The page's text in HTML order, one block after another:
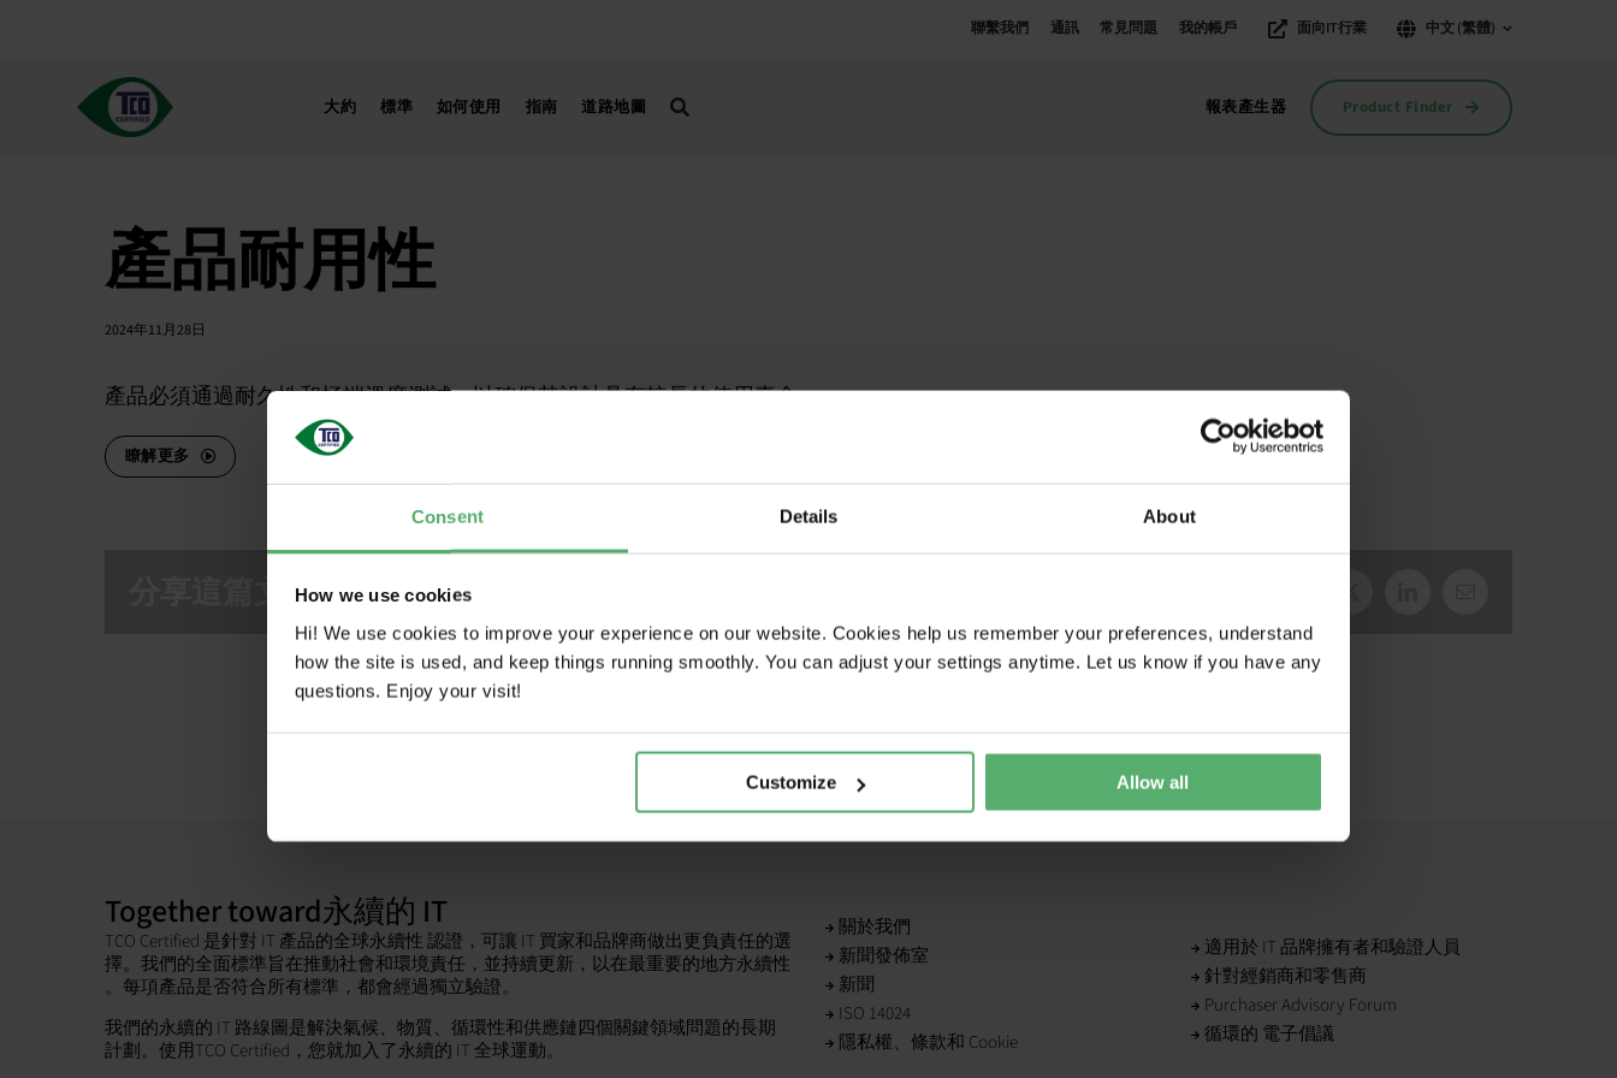
Consent Details About
How we use cookies
Hi! We use cookies to improve your experience on our website. Cookies help us remember your preferences, understand
how the site is used, and keep things running smoothly. You can adjust your settings anytime. Let us know if you have any
questions. Enjoy your visit!
Customize Allow all
聯繫我們 通訊 常見問題 我的帳戶 面向IT行業 中文 (繁體)
大約 標準 如何使用 指南 道路地圖 報表產生器 Product Finder
產品耐用性
2024年11月28日
產品必須通過耐久性和極端溫度測試，以確保其設計具有較長的使用壽命。
瞭解更多
分享這篇文章！
Together toward永續的 IT
TCO Certified 是針對 IT 產品的全球永續性 認證，可讓 IT 買家和品牌商做出更負責任的選
擇。我們的全面標準旨在推動社會和環境責任，並持續更新，以在最重要的地方永續性
。每項產品是否符合所有標準，都會經過獨立驗證。
我們的永續的 IT 路線圖是解決氣候、物質、循環性和供應鏈四個關鍵領域問題的長期
計劃。使用TCO Certified，您就加入了永續的 IT 全球運動。
關於我們
新聞發佈室
新聞
ISO 14024
隱私權、條款和 Cookie
適用於 IT 品牌擁有者和驗證人員
針對經銷商和零售商
Purchaser Advisory Forum
循環的 電子倡議